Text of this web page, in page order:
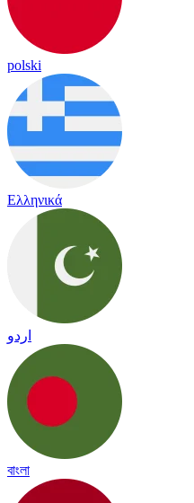
polski
Ελληνικά
اردو
বাংলা